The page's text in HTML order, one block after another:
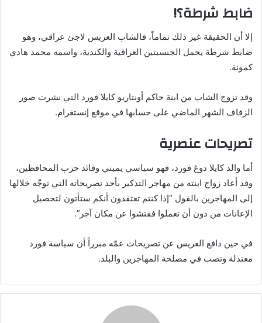
ضابط شرطة؟!
إلا أن الحقيقة غير ذلك تماماً، فالشاب العريس لاجئ عراقي، وهو
ضابط شرطة يحمل الجنسيتين العراقية والكندية، واسمه محمد هادي
كمونة.
وقد تزوج الشاب من ابنة حاكم أونتاريو كايلا فورد التي نشرت صور
الزفاف الشهر الماضي على حسابها في موقع إنستغرام.
تصريحات عنصرية
أما والد كايلا دوغ فورد، فهو سياسي يميني وقائد حزب المحافظين،
وقد أعاد زواج ابنته من مهاجر التذكير بأحد تصريحاته التي توجّه خلالها
إلى المهاجرين بالقول “إذا كنتم تعتقدون أنكم ستأتون لتحصيل
الإعانات من دون أن تعملوا ففتشوا عن مكان آخر”.
في حين دافع العريس عن تصريحات عمّه مبرراً أن سياسة فورد
معتدلة وتصب في مصلحة المهاجرين والبلد.